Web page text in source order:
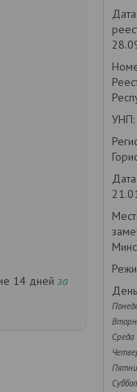
14 дней за
День
Среда